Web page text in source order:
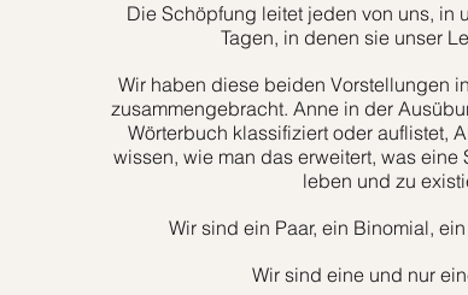
Die Schöpfung leitet jeden von uns, in
Tagen, in denen sie unser
Wir haben diese beiden Vorstellungen
zusammengebracht. Anne in der
Wörterbuch klassifiziert oder auflistet,
wissen, wie man das erweitert, was eine
leben und zu
Wir sind ein Paar, ein Binomial, ein
Wir sind eine und nur